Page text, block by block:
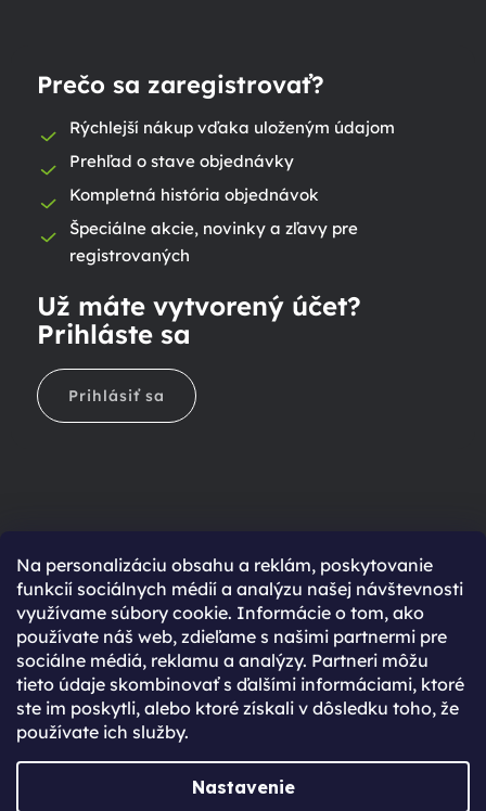
Na personalizáciu obsahu a reklám, poskytovanie
funkcií sociálnych médií a analýzu našej návštevnosti
využívame súbory cookie. Informácie o tom, ako
používate náš web, zdieľame s našimi partnermi pre
sociálne médiá, reklamu a analýzy. Partneri môžu
tieto údaje skombinovať s ďalšími informáciami, ktoré
ste im poskytli, alebo ktoré získali v dôsledku toho, že
používate ich služby.
Nastavenie
Prečo sa zaregistrovať?
Rýchlejší nákup vďaka uloženým údajom
Prehľad o stave objednávky
Kompletná história objednávok
Špeciálne akcie, novinky a zľavy pre
registrovaných
Už máte vytvorený účet?
Prihláste sa
Prihlásiť sa
Ešte nemáte účet?
Rýchlejší nákup vďaka uloženým údajom
Prehľad o stave objednávky
Kompletná história objednávok
Špeciálne akcie, novinky a zľavy pre registrovaných